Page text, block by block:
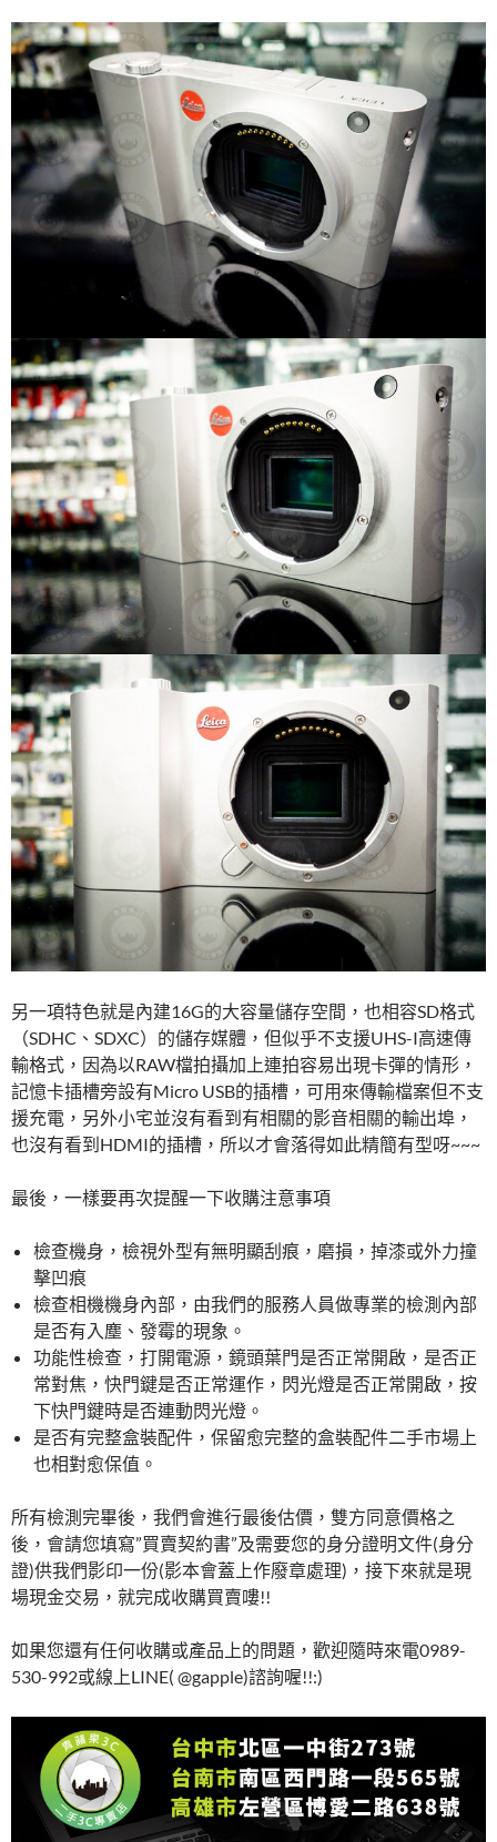
另一項特色就是內建16G的大容量儲存空間，也相容SD格式
（SDHC、SDXC）的儲存媒體，但似乎不支援UHS-I高速傳
輸格式，因為以RAW檔拍攝加上連拍容易出現卡彈的情形，
記憶卡插槽旁設有Micro USB的插槽，可用來傳輸檔案但不支
援充電，另外小宅並沒有看到有相關的影音相關的輸出埠，
也沒有看到HDMI的插槽，所以才會落得如此精簡有型呀~~~
最後，一樣要再次提醒一下收購注意事項
檢查機身，檢視外型有無明顯刮痕，磨損，掉漆或外力撞
擊凹痕
檢查相機機身內部，由我們的服務人員做專業的檢測內部
是否有入塵、發霉的現象。
功能性檢查，打開電源，鏡頭葉門是否正常開啟，是否正
常對焦，快門鍵是否正常運作，閃光燈是否正常開啟，按
下快門鍵時是否連動閃光燈。
是否有完整盒裝配件，保留愈完整的盒裝配件二手市場上
也相對愈保值。
所有檢測完畢後，我們會進行最後估價，雙方同意價格之
後，會請您填寫”買賣契約書”及需要您的身分證明文件(身分
證)供我們影印一份(影本會蓋上作廢章處理)，接下來就是現
場現金交易，就完成收購買賣嘍!!
如果您還有任何收購或產品上的問題，歡迎隨時來電0989-
530-992或線上LINE( @gapple)諮詢喔!!:)